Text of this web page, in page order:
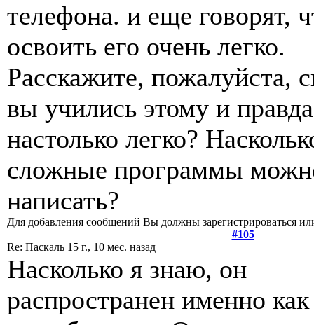
телефона. и еще говорят,
освоить его очень легко.
Расскажите, пожалуйста,
вы учились этому и
настолько легко?
сложные программы
написать?
Для добавления сообщений Вы должны зарегистрироваться
#105
Re: Паскаль 15 г., 10 мес. назад
Насколько я знаю, он
распространен именно